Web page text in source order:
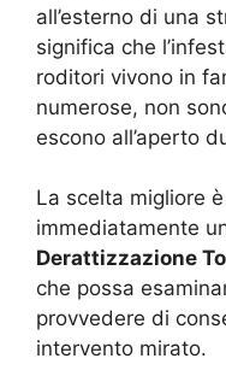
all’esterno di una
significa che
roditori vivono in
numerose, non
escono all’aperto
La scelta migliore
immediatamente
Derattizzazione
che possa
provvedere di
intervento mirato.